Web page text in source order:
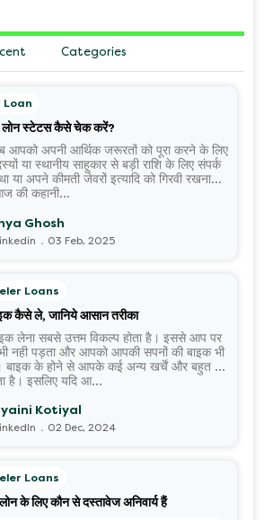
Categories
Loan
लोन स्टेटस कैसे चेक करें?
आपको अपनी आर्थिक जरूरतों को पूरा करने के लिए
या स्थानीय साहूकार से बड़ी राशि के लिए संपर्क
या अपने कीमती जेवरों इत्यादि को गिरवी रखना
की कहानी...
Ghosh
. 03 Feb, 2025
Loans
कैसे ले, जानिये आसान तरीका
लेना सबसे उत्तम विकल्प होता है। इससे आप पर
नही पड़ता और आपको आपकी सपनों की बाइक भी
बाइक के होने से आपके कई अन्य खर्चें और बहुत सा
है। इसलिए यदि आ...
Kotiyal
. 02 Dec, 2024
Loans
के लिए कौन से दस्तावेज अनिवार्य हैं